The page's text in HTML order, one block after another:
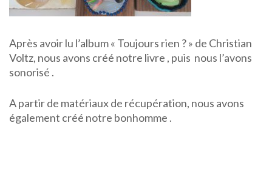
Après avoir lu l’album « Toujours rien ? » de Christian
Voltz, nous avons créé notre livre , puis nous l’avons
sonorisé .
A partir de matériaux de récupération, nous avons
également créé notre bonhomme .